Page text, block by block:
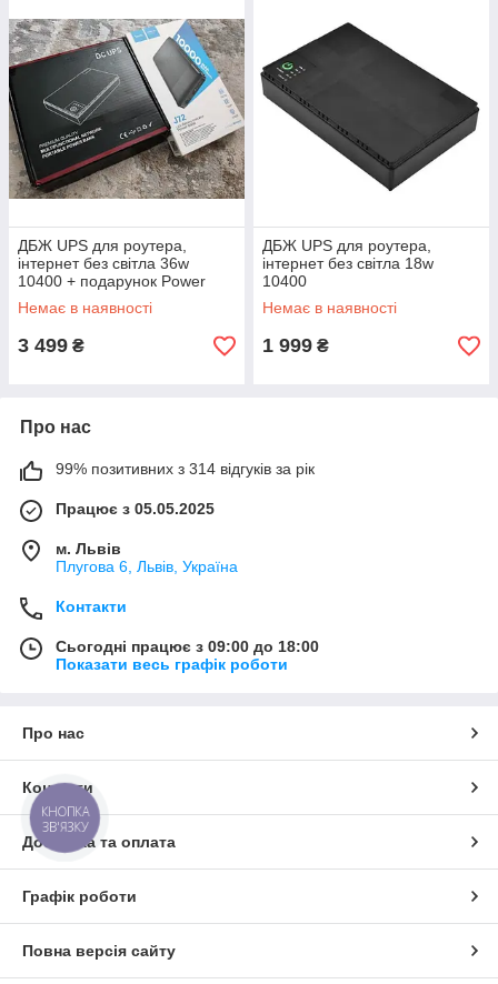
ДБЖ UPS для роутера,
інтернет без світла 36w
10400 + подарунок Power
bank Hoco 10000 mAh
Немає в наявності
3 499 ₴
ДБЖ UPS для роутера,
інтернет без світла 18w
10400
Немає в наявності
1 999 ₴
Про нас
99% позитивних з 314 відгуків за рік
Працює з 05.05.2025
м. Львів
Плугова 6, Львів, Україна
Контакти
Сьогодні працює з 09:00 до 18:00
Показати весь графік роботи
Про нас
Контакти
Доставка та оплата
Графік роботи
Повна версія сайту
КНОПКА
ЗВ'ЯЗКУ